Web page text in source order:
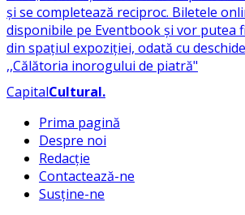
CapitalCultural.
Prima pagină
Despre noi
Redacție
Contactează-ne
Susține-ne